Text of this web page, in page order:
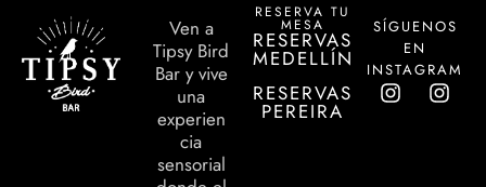
Ven a
Tipsy Bird
Bar y vive
una
experien
cia
sensorial
RESERVA TU
MESA
RESERVAS
MEDELLÍN
RESERVAS
PEREIRA
SÍGUENOS
EN
INSTAGRAM